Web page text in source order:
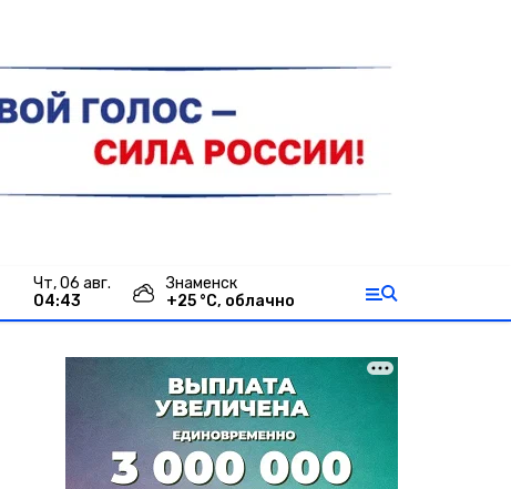
чт, 06 авг.
04:43
Знаменск
+25 °С, облачно